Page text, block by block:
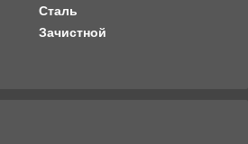
Сталь
Зачистной